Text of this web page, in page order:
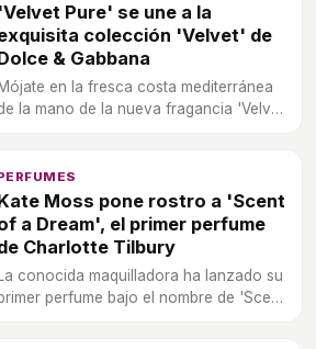
'Velvet Pure' se une a la
colección 'Velvet' de
& Gabbana
Mójate en la fresca costa mediterránea
la mano de la nueva fragancia 'Velvet
Moss pone rostro a 'Scent
a Dream', el primer perfume
Charlotte Tilbury
La conocida maquilladora ha lanzado su
perfume bajo el nombre de 'Scent